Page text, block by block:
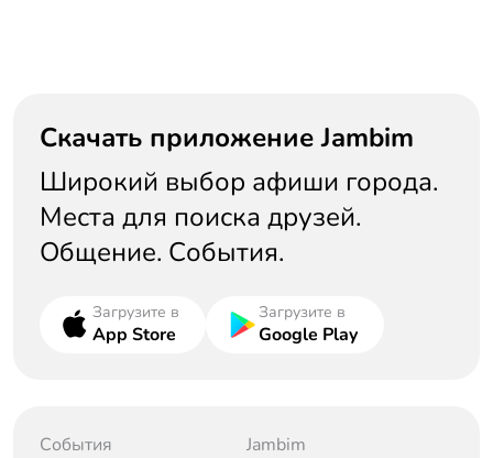
Скачать приложение Jambim
Широкий выбор афиши города.
Места для поиска друзей.
Общение. События.
Загрузите в
App Store
Загрузите в
Google Play
События
Jambim